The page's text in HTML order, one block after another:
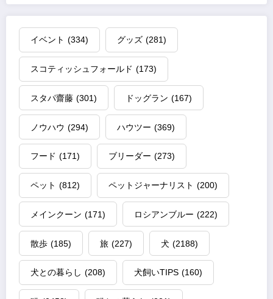
イベント (334) グッズ (281)
スコティッシュフォールド (173)
スタパ齋藤 (301) ドッグラン (167)
ノウハウ (294) ハウツー (369)
フード (171) ブリーダー (273)
ペット (812) ペットジャーナリスト (200)
メインクーン (171) ロシアンブルー (222)
散歩 (185) 旅 (227) 犬 (2188)
犬との暮らし (208) 犬飼いTIPS (160)